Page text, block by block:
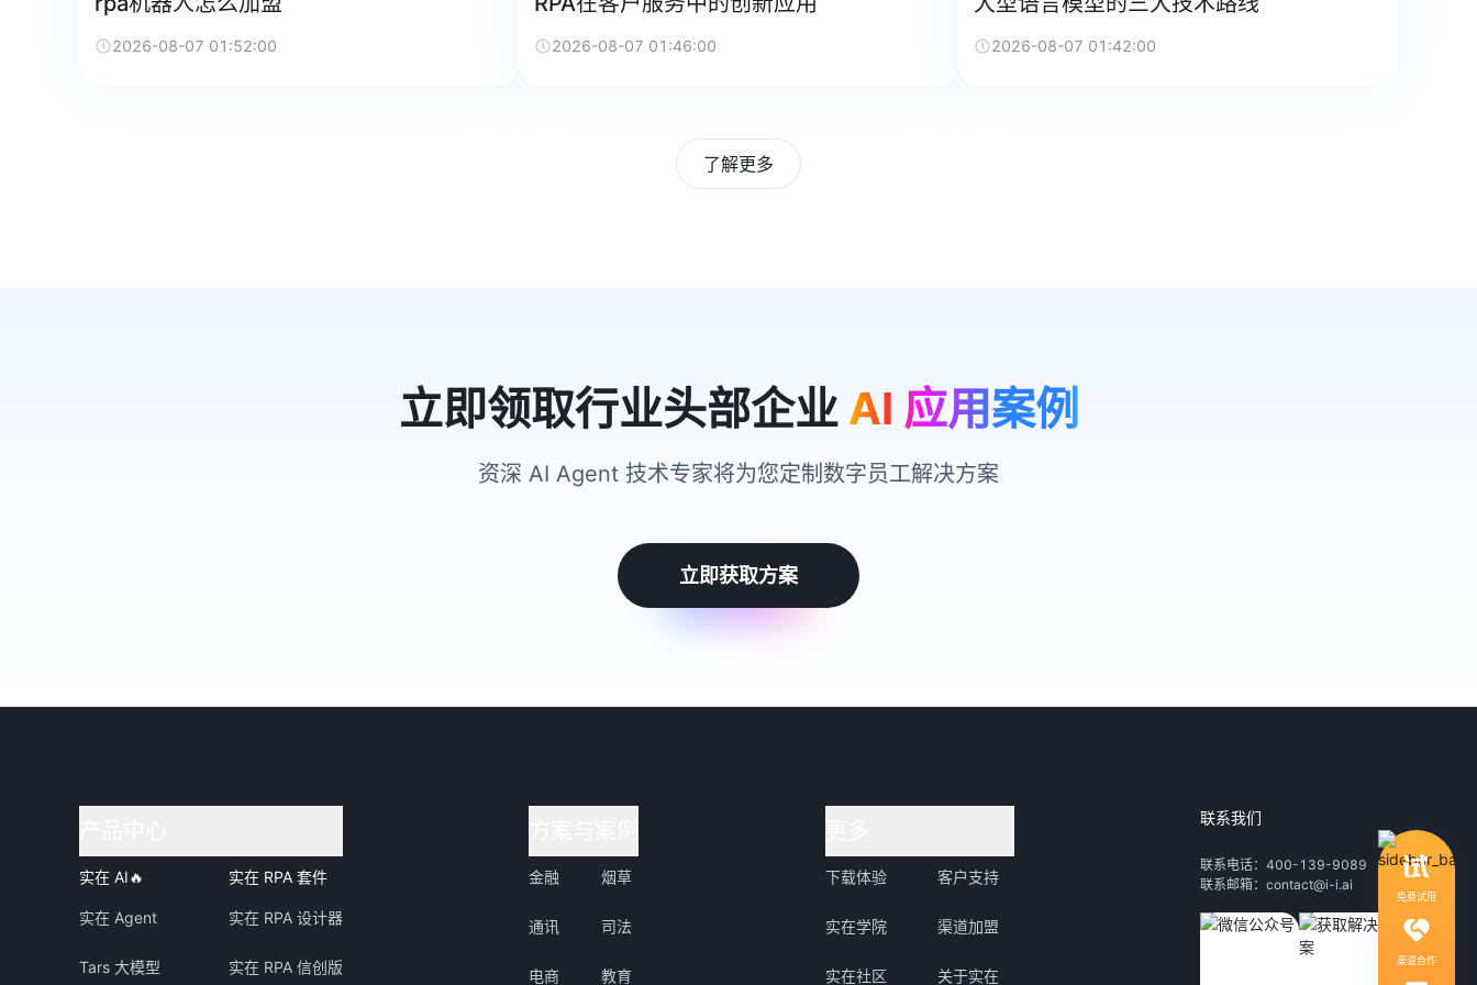
2026-08-07 01:52:00 2026-08-07 01:46:00 2026-08-07 01:42:00
了解更多
立即领取行业头部企业 AI 应用案例
资深 AI Agent 技术专家将为您定制数字员工解决方案
立即获取方案
实在 AI🔥
实在 Agent
Tars 大模型
实在 RPA 套件
实在 RPA 设计器
实在 RPA 信创版
金融
通讯
电商
烟草
司法
教育
下载体验
实在学院
实在社区
客户支持
渠道加盟
关于实在
联系我们
联系电话：400-139-9089
联系邮箱：contact@i-i.ai
免费试用
渠道合作
领取行业自动化解决方案